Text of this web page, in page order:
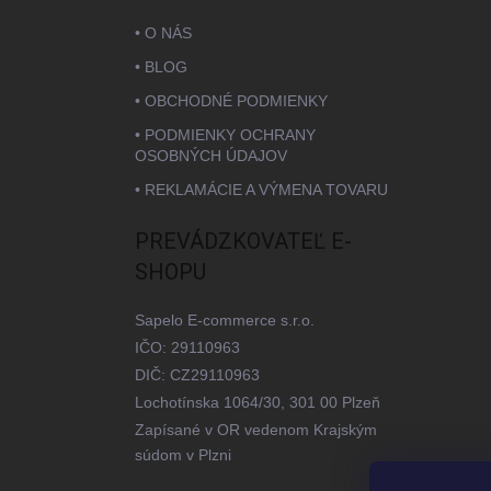
• O NÁS
• BLOG
• OBCHODNÉ PODMIENKY
• PODMIENKY OCHRANY
OSOBNÝCH ÚDAJOV
• REKLAMÁCIE A VÝMENA TOVARU
PREVÁDZKOVATEĽ E-
SHOPU
Sapelo E-commerce s.r.o.
IČO: 29110963
DIČ: CZ29110963
Lochotínska 1064/30, 301 00 Plzeň
Zapísané v OR vedenom Krajským
súdom v Plzni